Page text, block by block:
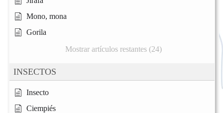
Mono, mona
Gorila
Mostrar artículos restantes (24)
INSECTOS
Insecto
Ciempiés